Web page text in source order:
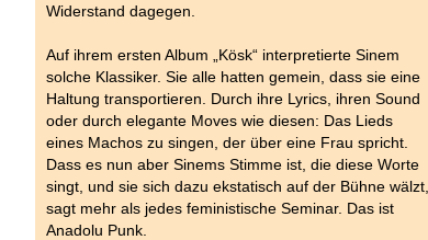
Widerstand dagegen.
Auf ihrem ersten Album „Kösk“ interpretierte Sinem
solche Klassiker. Sie alle hatten gemein, dass sie eine
Haltung transportieren. Durch ihre Lyrics, ihren Sound
oder durch elegante Moves wie diesen: Das Lieds
eines Machos zu singen, der über eine Frau spricht.
Dass es nun aber Sinems Stimme ist, die diese Worte
singt, und sie sich dazu ekstatisch auf der Bühne wälzt,
sagt mehr als jedes feministische Seminar. Das ist
Anadolu Punk.